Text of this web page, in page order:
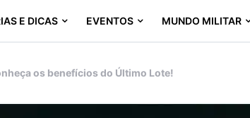
E DICAS EVENTOS MUNDO MILITAR
os benefícios do Último Lote!